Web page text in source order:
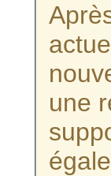
une